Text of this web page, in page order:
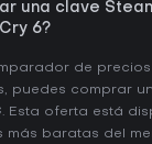
una clave
6?
de
puedes comprar
. Esta oferta está
más baratas del